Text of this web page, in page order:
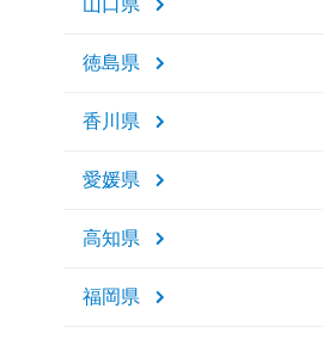
山口県
徳島県
香川県
愛媛県
高知県
福岡県